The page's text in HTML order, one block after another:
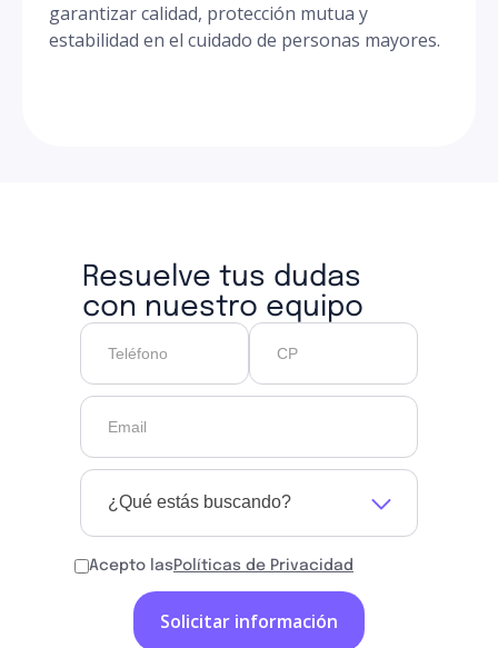
garantizar calidad, protección mutua y
estabilidad en el cuidado de personas mayores.
Resuelve tus dudas
con nuestro equipo
¿Qué estás buscando?
Acepto las Políticas de Privacidad